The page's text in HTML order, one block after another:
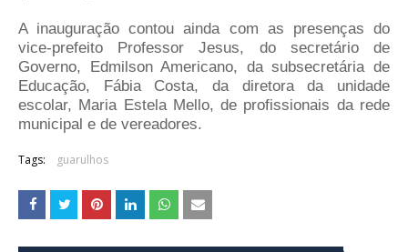
A inauguração contou ainda com as presenças do
vice-prefeito Professor Jesus, do secretário de
Governo, Edmilson Americano, da subsecretária de
Educação, Fábia Costa, da diretora da unidade
escolar, Maria Estela Mello, de profissionais da rede
municipal e de vereadores.
Tags: guarulhos